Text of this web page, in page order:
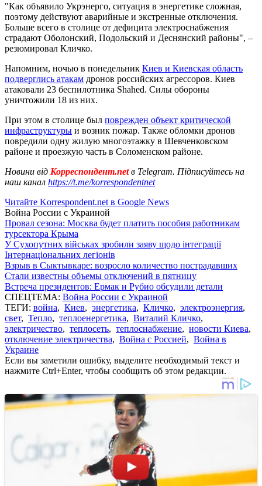
"Как объявило Укрэнерго, ситуация в энергетике сложная,
поэтому действуют аварийные и экстренные отключения.
Больше всего в столице от дефицита электроснабжения
страдают Оболонский, Подольский и Деснянский районы", –
резюмировал Кличко.
Напомним, ночью в понедельник Киев и Киевская область
подверглись атакам дронов российских агрессоров. Киев
атаковали 23 беспилотника Shahed. Силы обороны
уничтожили 18 из них.
При этом в столице был поврежден объект критической
инфраструктуры и возник пожар. Также обломки дронов
повредили одну жилую многоэтажку в Шевченковском
районе и проезжую часть в Соломенском районе.
Новини від Корреспондент.netв Telegram. Підписуйтесь на
наш канал https://t.me/korrespondentnet
Читайте Korrespondent.net в Google News
Война России с Украиной
Провал сезона: Москва будет платить пособия работникам
турсектора Крыма
У Сухопутних військах зробили заяву щодо інтеграції
Інтернаціональних легіонів
Взрыв в Сыктывкаре: возросло количество пострадавших
Стали известны объемы отключений в пятницу
Встреча президентов: Ермак и Рубио обсудили детали
СПЕЦТЕМА: Война России с Украиной
ТЕГИ: война, Киев, энергетика, Кличко, электроэнергия,
свет, Тепло, теплоенергетика, Виталий Кличко,
электричество, теплосеть, теплоснабжение, новости Киева,
отключение электричества, Война с Россией, Война в
Украине
Если вы заметили ошибку, выделите необходимый текст и
нажмите Ctrl+Enter, чтобы сообщить об этом редакции.